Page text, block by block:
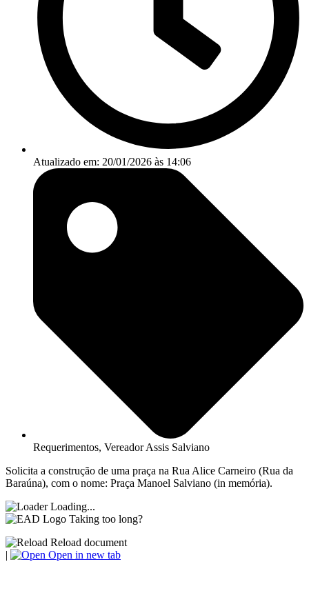
Atualizado em: 20/01/2026 às 14:06
Requerimentos, Vereador Assis Salviano
Solicita a construção de uma praça na Rua Alice Carneiro (Rua da
Baraúna), com o nome: Praça Manoel Salviano (in memória).
Loading...
Taking too long?
Reload document
|
Open in new tab